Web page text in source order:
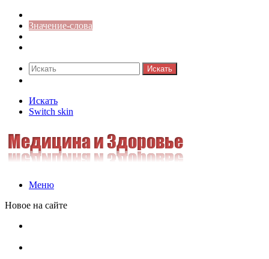
Значение-слова
Искать
Искать
Switch skin
Меню
Новое на сайте